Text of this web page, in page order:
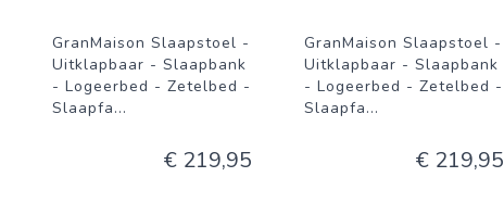
GranMaison Slaapstoel -
Uitklapbaar - Slaapbank
- Logeerbed - Zetelbed -
Slaapfa...
€ 219,95
GranMaison Slaapstoel -
Uitklapbaar - Slaapbank
- Logeerbed - Zetelbed -
Slaapfa...
€ 219,95